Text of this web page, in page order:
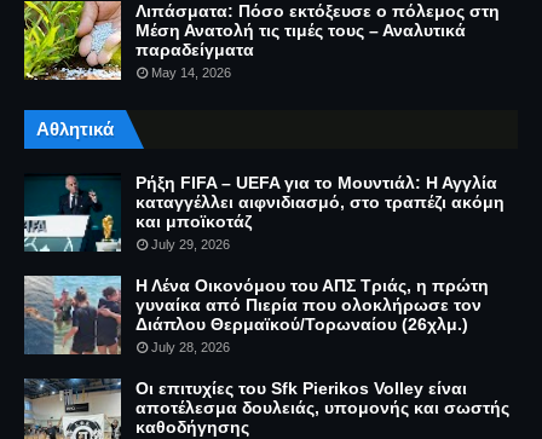
Λιπάσματα: Πόσο εκτόξευσε ο πόλεμος στη
Μέση Ανατολή τις τιμές τους – Αναλυτικά
παραδείγματα
May 14, 2026
Αθλητικά
Ρήξη FIFA – UEFA για το Μουντιάλ: Η Αγγλία
καταγγέλλει αιφνιδιασμό, στο τραπέζι ακόμη
και μποϊκοτάζ
July 29, 2026
Η Λένα Οικονόμου του ΑΠΣ Τριάς, η πρώτη
γυναίκα από Πιερία που ολοκλήρωσε τον
Διάπλου Θερμαϊκού/Τορωναίου (26χλμ.)
July 28, 2026
Οι επιτυχίες του Sfk Pierikos Volley είναι
αποτέλεσμα δουλειάς, υπομονής και σωστής
καθοδήγησης